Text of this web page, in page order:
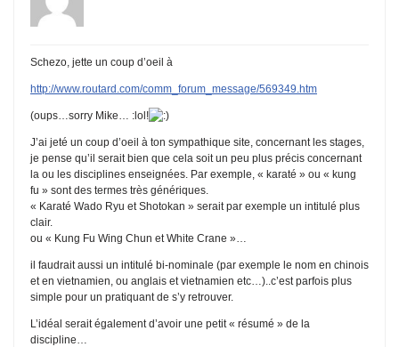
Schezo, jette un coup d’oeil à
http://www.routard.com/comm_forum_message/569349.htm
(oups…sorry Mike… :lol!
J’ai jeté un coup d’oeil à ton sympathique site, concernant les stages,
je pense qu’il serait bien que cela soit un peu plus précis concernant
la ou les disciplines enseignées. Par exemple, « karaté » ou « kung
fu » sont des termes très génériques.
« Karaté Wado Ryu et Shotokan » serait par exemple un intitulé plus
clair.
ou « Kung Fu Wing Chun et White Crane »…
il faudrait aussi un intitulé bi-nominale (par exemple le nom en chinois
et en vietnamien, ou anglais et vietnamien etc…)..c’est parfois plus
simple pour un pratiquant de s’y retrouver.
L’idéal serait également d’avoir une petit « résumé » de la
discipline…